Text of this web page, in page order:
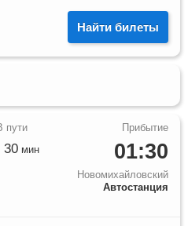
Найти билеты
01:30
Новомихайловский
Автостанция
30 мин